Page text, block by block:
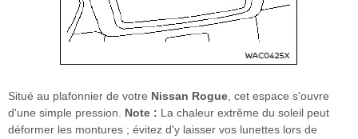
Situé au plafonnier de votre Nissan Rogue , cet espace s'ouvre
d'une simple pression. Note : La chaleur extrême du soleil peut
déformer les montures ; évitez d'y laisser vos lunettes lors de